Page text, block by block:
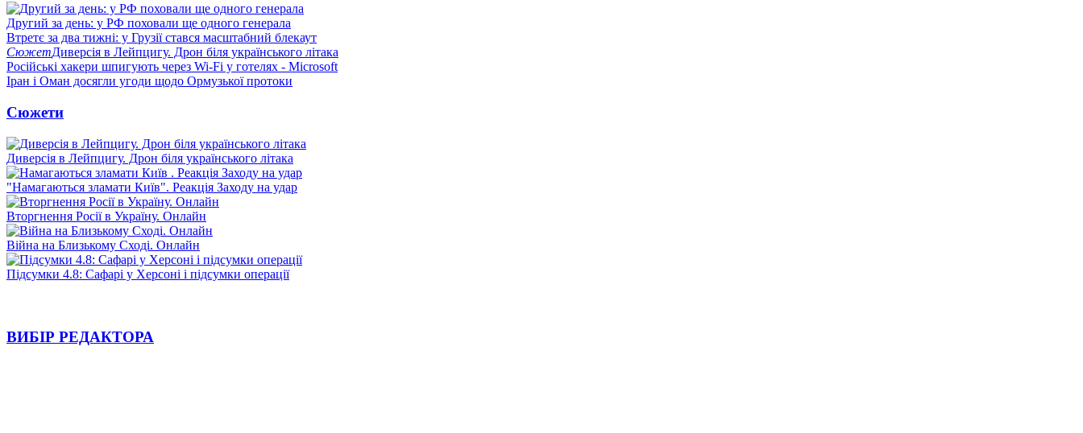
Другий за день: у РФ поховали ще одного генерала
Втретє за два тижні: у Грузії стався масштабний блекаут
СюжетДиверсія в Лейпцигу. Дрон біля українського літака
Російські хакери шпигують через Wi-Fi у готелях - Microsoft
Іран і Оман досягли угоди щодо Ормузької протоки
Сюжети
Диверсія в Лейпцигу. Дрон біля українського літака
"Намагаються зламати Київ". Реакція Заходу на удар
Вторгнення Росії в Україну. Онлайн
Війна на Близькому Сході. Онлайн
Підсумки 4.8: Сафарі у Херсоні і підсумки операції
ВИБІР РЕДАКТОРА